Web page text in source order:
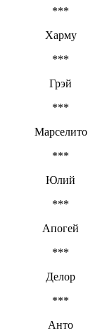
***
Харму
***
Грэй
***
Марселито
***
Юлий
***
Апогей
***
Делор
***
Анто